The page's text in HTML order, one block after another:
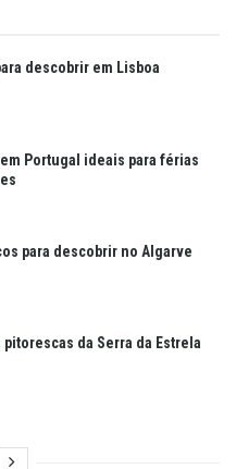
descobrir em Lisboa
Portugal ideais para férias
para descobrir no Algarve
da Serra da Estrela